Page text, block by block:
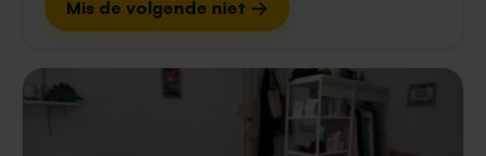
Mis de volgende niet →